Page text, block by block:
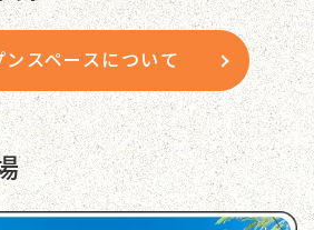
ンスペースについて